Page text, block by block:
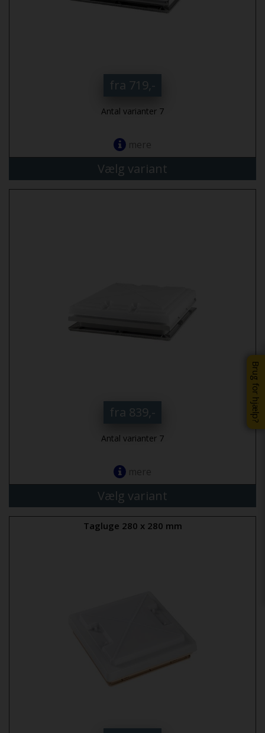
Brug for hjælp?
fra 719,-
Antal varianter 7
mere
Vælg variant
fra 839,-
Antal varianter 7
mere
Vælg variant
Tagluge 280 x 280 mm